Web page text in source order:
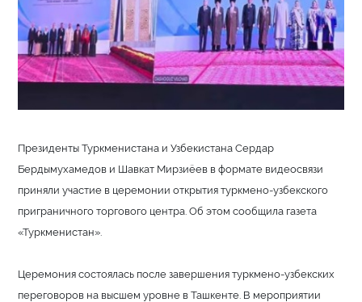
Президенты Туркменистана и Узбекистана Сердар
Бердымухамедов и Шавкат Мирзиёев в формате видеосвязи
приняли участие в церемонии открытия туркмено-узбекского
приграничного торгового центра. Об этом сообщила газета
«Туркменистан».
Церемония состоялась после завершения туркмено-узбекских
переговоров на высшем уровне в Ташкенте. В мероприятии